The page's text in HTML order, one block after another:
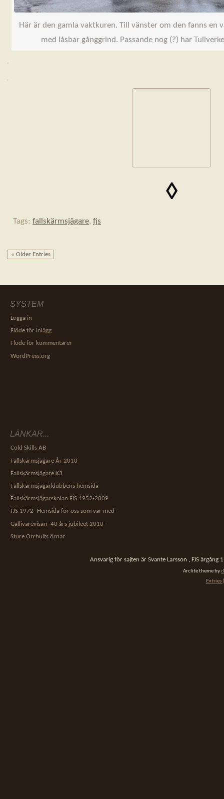
Här är den gamla vaktkuren. Till vänster om den fanns en
med låsbar gånggrind. Passande nog (?) har
.
.
◊
Tags: fallskärmsjägare, fjs
« Older Entries
SYSTEM
Logga in
Flöde för inlägg
Flöde för kommentarer
WordPress.org
LÄNKAR...
Cold Skills AB
Fallskärmsjägare År 2010
Fallskärmsjägare K3
Fallskärmsjägarklubbens hemsida
Fallskärmsjägarskolan FJS 1952-2009
FJS 1972 -Hemsida för oss som var med-
Gällivarevisan -40 års jubileet 2010-
Sture Orrhults örnar
Ansvarig för sajten är Svante Larsson , FJS
Arclite theme by
Entries